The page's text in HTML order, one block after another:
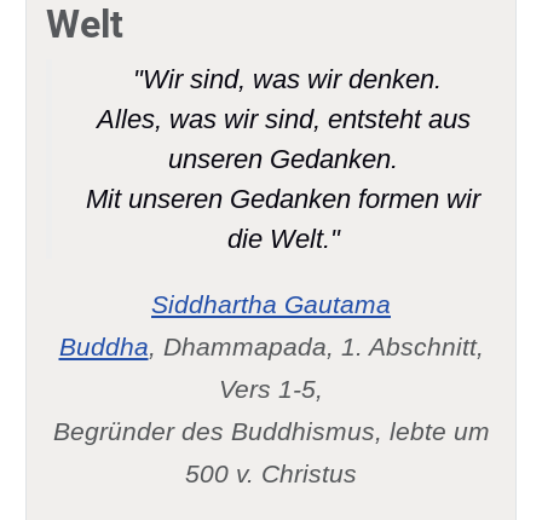
Welt
"Wir sind, was wir denken.
Alles, was wir sind, entsteht aus
unseren Gedanken.
Mit unseren Gedanken formen wir
die Welt."
Siddhartha Gautama
Buddha, Dhammapada, 1. Abschnitt,
Vers 1-5,
Begründer des Buddhismus, lebte um
500 v. Christus